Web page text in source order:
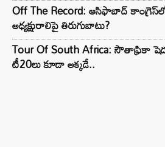
Off The Record: ఆసిఫాబాద్ కాంగ్రెస్‌లో
అధ్యక్షురాలిపై తిరుగుబాటు?
Tour Of South Africa: సౌతాఫ్రికా
టీ20లు కూడా అక్కడే..